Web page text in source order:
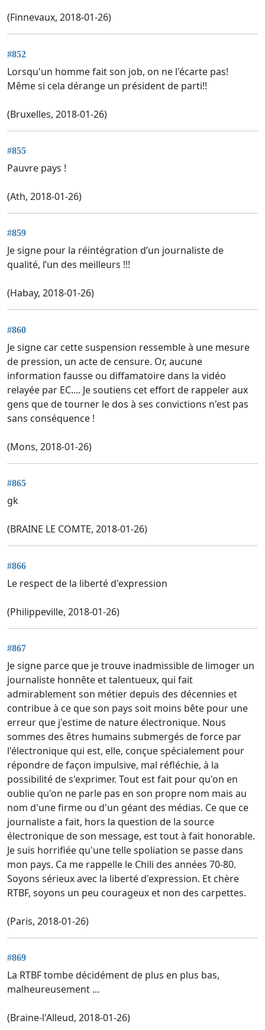
(Finnevaux, 2018-01-26)
#852
Lorsqu'un homme fait son job, on ne l'écarte pas!
Même si cela dérange un président de parti!!
(Bruxelles, 2018-01-26)
#855
Pauvre pays !
(Ath, 2018-01-26)
#859
Je signe pour la réintégration d’un journaliste de
qualité, l’un des meilleurs !!!
(Habay, 2018-01-26)
#860
Je signe car cette suspension ressemble à une mesure
de pression, un acte de censure. Or, aucune
information fausse ou diffamatoire dans la vidéo
relayée par EC.... Je soutiens cet effort de rappeler aux
gens que de tourner le dos à ses convictions n'est pas
sans conséquence !
(Mons, 2018-01-26)
#865
gk
(BRAINE LE COMTE, 2018-01-26)
#866
Le respect de la liberté d'expression
(Philippeville, 2018-01-26)
#867
Je signe parce que je trouve inadmissible de limoger un
journaliste honnête et talentueux, qui fait
admirablement son métier depuis des décennies et
contribue à ce que son pays soit moins bête pour une
erreur que j'estime de nature électronique. Nous
sommes des êtres humains submergés de force par
l'électronique qui est, elle, conçue spécialement pour
répondre de façon impulsive, mal réfléchie, à la
possibilité de s'exprimer. Tout est fait pour qu'on en
oublie qu'on ne parle pas en son propre nom mais au
nom d'une firme ou d'un géant des médias. Ce que ce
journaliste a fait, hors la question de la source
électronique de son message, est tout à fait honorable.
Je suis horrifiée qu'une telle spoliation se passe dans
mon pays. Ca me rappelle le Chili des années 70-80.
Soyons sérieux avec la liberté d'expression. Et chère
RTBF, soyons un peu courageux et non des carpettes.
(Paris, 2018-01-26)
#869
La RTBF tombe décidément de plus en plus bas,
malheureusement ...
(Braine-l'Alleud, 2018-01-26)